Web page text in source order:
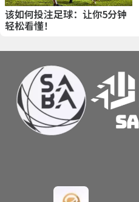
该如何投注足球：让你5分钟
轻松看懂！